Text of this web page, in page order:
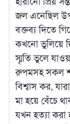
জল এনেছিল
বক্তব্য দিতে
কখনো ভুলিয়ে
স্মৃতি ভুলে
রুপমসহ সকল
বিশ্বাস কর,
মা হয়ে বেঁচে
যখন হত্যা